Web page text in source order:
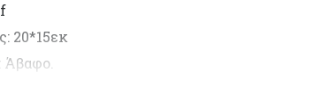
20*15εκ
Άβαφο.
DIY έργα και διακοσμητικές